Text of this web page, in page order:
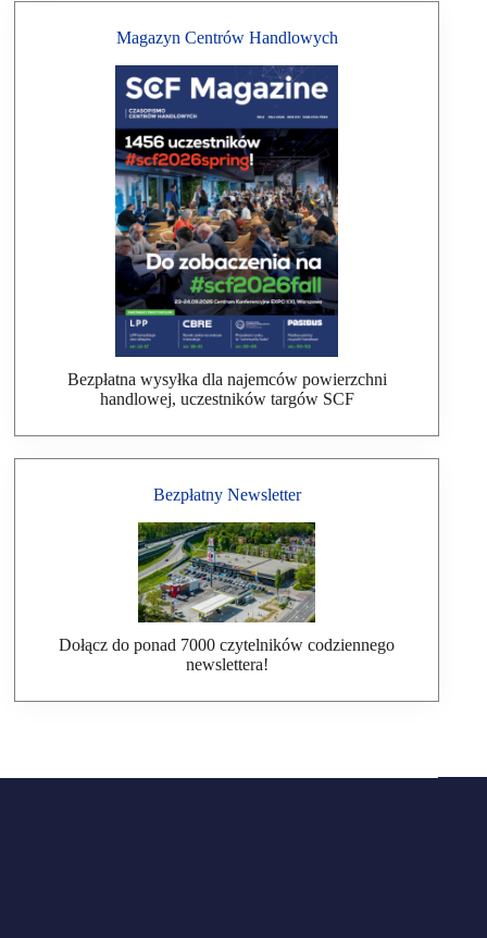
Magazyn Centrów Handlowych
Bezpłatna wysyłka dla najemców powierzchni
handlowej, uczestników targów SCF
Bezpłatny Newsletter
Dołącz do ponad 7000 czytelników codziennego
newslettera!